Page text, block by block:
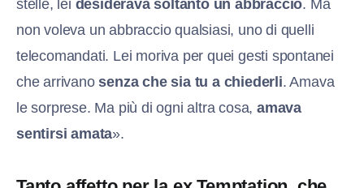
stelle, lei desiderava soltanto un abbraccio. Ma
non voleva un abbraccio qualsiasi, uno di quelli
telecomandati. Lei moriva per quei gesti spontanei
che arrivanosenza che sia tu a chiederli. Amava
le sorprese. Ma più di ogni altra cosa, amava
sentirsi amata».